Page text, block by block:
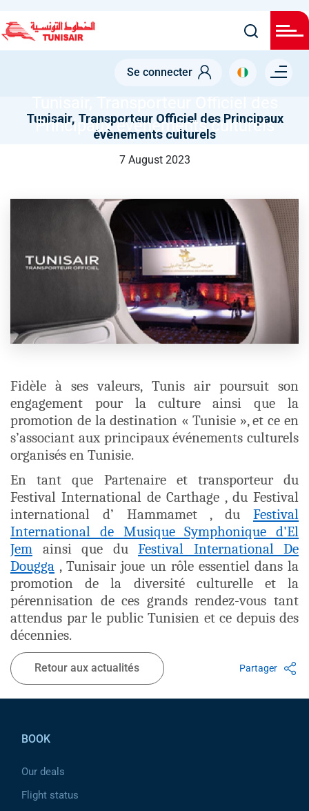
Se connecter Menu right
TUNISAIR, TRANSPORTEUR OFFICIEL DES PRINCIPAUX
ÉVÈNEMENTS CULTURELS
Tunisair, Transporteur Officiel des
Principaux évènements culturels
Tunisair, Transporteur Officiel des Principaux
évènements culturels
7 August 2023
Fidèle à ses valeurs, Tunis air poursuit son
engagement pour la culture ainsi que la
promotion de la destination « Tunisie », et ce en
s’associant aux principaux événements culturels
organisés en Tunisie.
En tant que Partenaire et transporteur du
Festival International de Carthage , du Festival
international d’ Hammamet , du Festival
International de Musique Symphonique d'El
Jem ainsi que du Festival International De
Dougga , Tunisair joue un rôle essentiel dans la
promotion de la diversité culturelle et la
pérennisation de ces grands rendez-vous tant
attendus par le public Tunisien et ce depuis des
décennies.
Retour aux actualités Partager
BOOK
Our deals
Flight status